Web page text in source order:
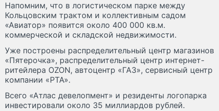
Напомним, что в логистическом парке между
Кольцовским трактом и коллективным садом
«Авиатор» появится около 400 000 кв.м.
коммерческой и складской недвижимости.
Уже построены распределительный центр магазинов
«Пятерочка», распределительный центр интернет-
ритейлера OZON, автоцентр «ГАЗ», сервисный центр
компании «РТА».
Всего «Атлас девелопмент» и резиденты логопарка
инвестировали около 35 миллиардов рублей.